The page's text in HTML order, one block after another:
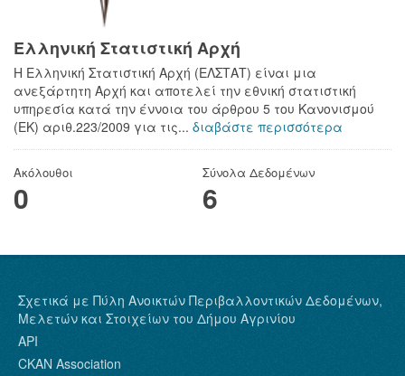
Ελληνική Στατιστική Αρχή
H Ελληνική Στατιστική Αρχή (ΕΛΣΤΑΤ) είναι μια
ανεξάρτητη Αρχή και αποτελεί την εθνική στατιστική
υπηρεσία κατά την έννοια του άρθρου 5 του Κανονισμού
(ΕΚ) αριθ.223/2009 για τις... διαβάστε περισσότερα
Ακόλουθοι
0
Σύνολα Δεδομένων
6
Σχετικά με Πύλη Ανοικτών Περιβαλλοντικών Δεδομένων,
Μελετών και Στοιχείων του Δήμου Αγρινίου
API
CKAN Association